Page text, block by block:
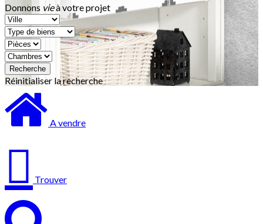
Donnons vieà votre projet
Réinitialiser la recherche
A vendre
Trouver